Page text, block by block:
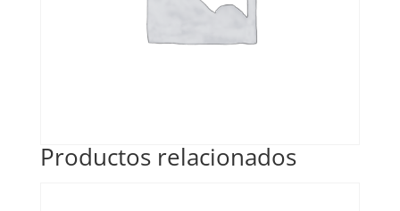
Productos relacionados